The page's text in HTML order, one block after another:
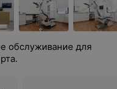
обслуживание для